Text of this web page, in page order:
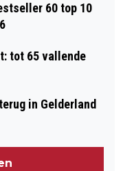
AAN VAPEN
60 top 10
tot 65 vallende
in Gelderland